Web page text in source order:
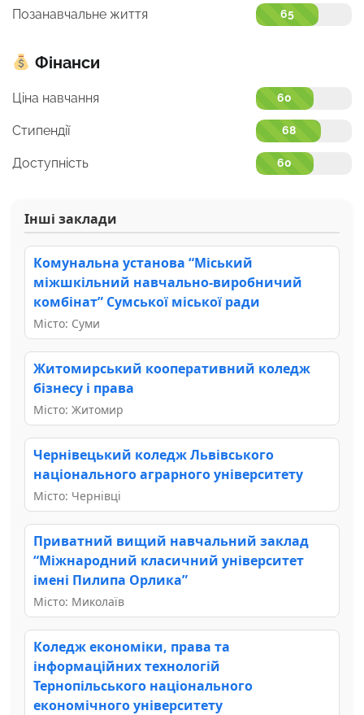
Позанавчальне життя 65
Фінанси
Ціна навчання 60
Стипендії 68
Доступність 60
Інші заклади
Комунальна установа “Міський
міжшкільний навчально-виробничий
комбінат” Сумської міської ради
Місто: Суми
Житомирський кооперативний коледж
бізнесу і права
Місто: Житомир
Чернівецький коледж Львівського
національного аграрного університету
Місто: Чернівці
Приватний вищий навчальний заклад
“Міжнародний класичний університет
імені Пилипа Орлика”
Місто: Миколаїв
Коледж економіки, права та
інформаційних технологій
Тернопільського національного
економічного університету